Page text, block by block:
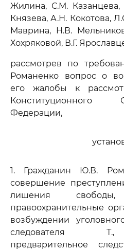
Жилина, С.М.
Князева, А.Н. Кокотова,
Маврина, Н.В.
Хохряковой, В.Г.
рассмотрев по
Романенко вопрос о
его жалобы к
Конституционного
Федерации,
1. Гражданин Ю.В.
совершение
лишения
правоохранительные
возбуждении
следователя Т.,
предварительное